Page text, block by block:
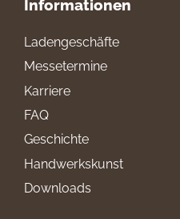
Informationen
Ladengeschäfte
Messetermine
Karriere
FAQ
Geschichte
Handwerkskunst
Downloads